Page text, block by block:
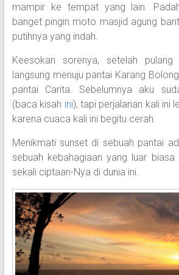
mampir ke tempat yang lain.
banget pingin moto masjid agung
putihnya yang indah.
Keesokan sorenya, setelah
langsung menuju pantai Karang
pantai Carita. Sebelumnya aku
(baca kisah ini), tapi perjalanan kali ini
karena cuaca kali ini begitu cerah.
Menikmati sunset di sebuah pantai
sebuah kebahagiaan yang luar
sekali ciptaan-Nya di dunia ini.